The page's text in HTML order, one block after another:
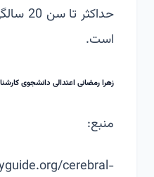
است.
زهرا رمضانی اعتدالی دانشجوی
منبع:
cerebral-